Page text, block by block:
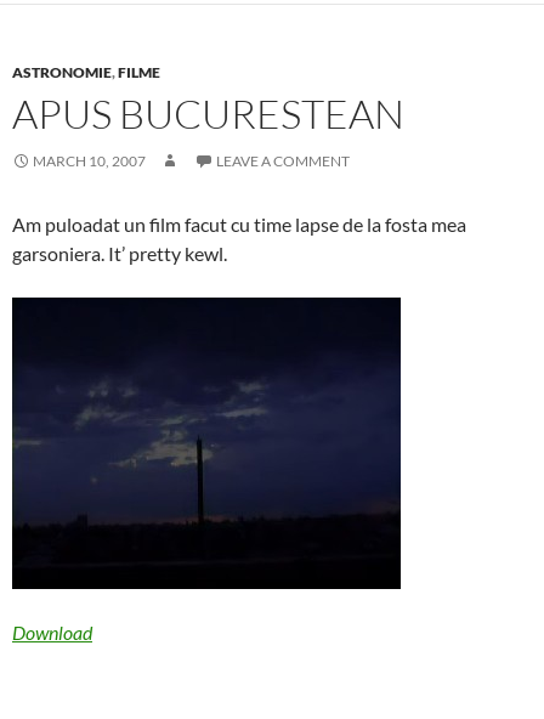
ASTRONOMIE,FILME
APUS BUCURESTEAN
MARCH 10, 2007 LEAVE A COMMENT
Am puloadat un film facut cu time lapse de la fosta mea
garsoniera. It’ pretty kewl.
Download